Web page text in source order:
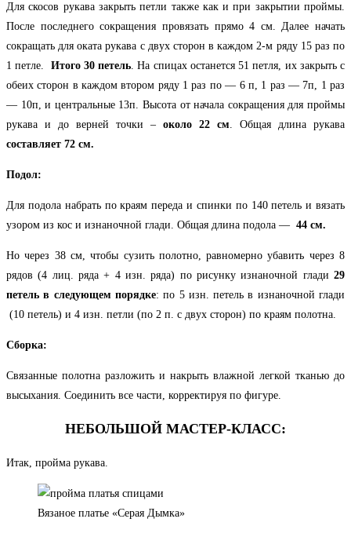
Для скосов рукава закрыть петли также как и при закрытии проймы.
После последнего сокращения провязать прямо 4 см. Далее начать
сокращать для оката рукава с двух сторон в каждом 2-м ряду 15 раз по
1 петле. Итого 30 петель. На спицах останется 51 петля, их закрыть с
обеих сторон в каждом втором ряду 1 раз по — 6 п, 1 раз — 7п, 1 раз
— 10п, и центральные 13п. Высота от начала сокращения для проймы
рукава и до верней точки – около 22 см. Общая длина рукава
составляет 72 см.
Подол:
Для подола набрать по краям переда и спинки по 140 петель и вязать
узором из кос и изнаночной глади. Общая длина подола — 44 см.
Но через 38 см, чтобы сузить полотно, равномерно убавить через 8
рядов (4 лиц. ряда + 4 изн. ряда) по рисунку изнаночной глади 29
петель в следующем порядке: по 5 изн. петель в изнаночной глади
(10 петель) и 4 изн. петли (по 2 п. с двух сторон) по краям полотна.
Сборка:
Связанные полотна разложить и накрыть влажной легкой тканью до
высыхания. Соединить все части, корректируя по фигуре.
НЕБОЛЬШОЙ МАСТЕР-КЛАСС:
Итак, пройма рукава.
Вязаное платье «Серая Дымка»